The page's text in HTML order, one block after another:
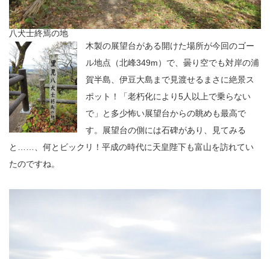
八犬士終焉の地
木製の展望台がある開けた場所が今回のゴー
ル地点（北峰349m）で、曇り空でも対岸の浦
賀半島、伊豆大島まで見渡せるまさに絶景ス
ポット！「老朽化により5人以上で乗らない
で」と多少怖い展望台からの眺めも最高で
す。展望台の側には石碑があり、見てみる
と……、何とビックリ！平成の時代に天皇陛下も富山を訪れてい
たのですね。